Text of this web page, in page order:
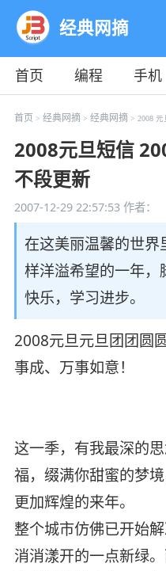
经典网摘
首页 编程 手机
教程
平面 服务
首页 > 经典网摘 > 经典网摘 > 2008
2008元旦短信
不段更新
2007-12-29 22:57:53作者：
在这美丽温馨的世
样洋溢希望的一年
快乐，学习进步。
2008元旦元旦团团圆
事成、万事如意！
这一季，有我最深的
福，缀满你甜蜜的梦
更加辉煌的来年。
整个城市仿佛已开始
消消漾开的一点新绿